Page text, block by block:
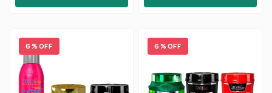
6 % OFF 6 % OFF